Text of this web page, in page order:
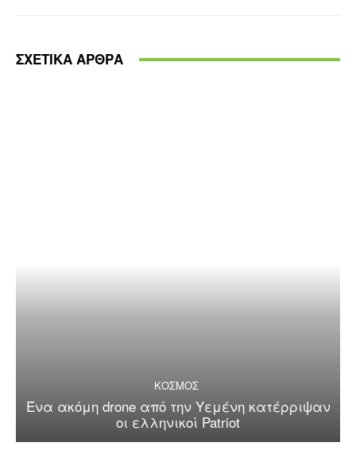
ΣΧΕΤΙΚΑ ΑΡΘΡΑ
ΚΟΣΜΟΣ
Ένα ακόμη drone από την Υεμένη κατέρριψαν
οι ελληνικοί Patriot